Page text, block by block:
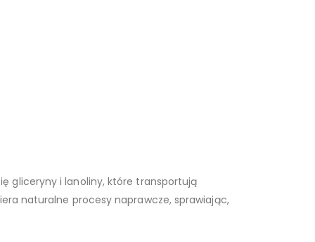
gliceryny i lanoliny, które transportują
naturalne procesy naprawcze, sprawiając,